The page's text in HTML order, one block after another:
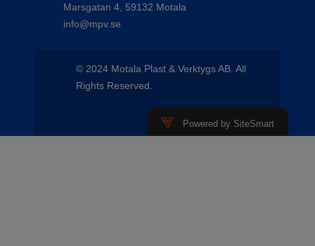
Marsgatan 4, 59132 Motala
info@mpv.se
© 2024 Motala Plast & Verktygs AB. All
Rights Reserved.
Powered by SiteSmart